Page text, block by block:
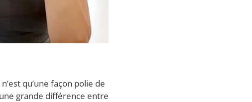
qu’une façon polie de
grande différence entre